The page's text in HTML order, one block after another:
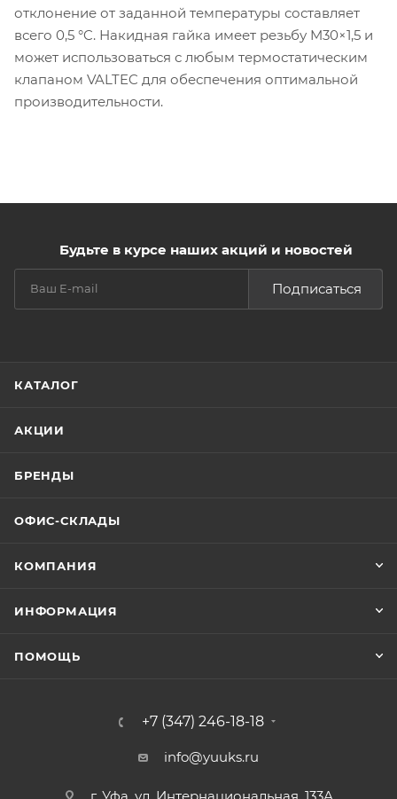
отклонение от заданной температуры составляет
всего 0,5 °C. Накидная гайка имеет резьбу M30×1,5 и
может использоваться с любым термостатическим
клапаном VALTEC для обеспечения оптимальной
производительности.
Будьте в курсе наших акций и новостей
Подписаться
КАТАЛОГ
АКЦИИ
БРЕНДЫ
ОФИС-СКЛАДЫ
КОМПАНИЯ
ИНФОРМАЦИЯ
ПОМОЩЬ
+7 (347) 246-18-18
info@yuuks.ru